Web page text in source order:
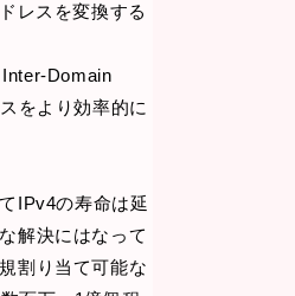
レスを変換する
Domain
をより効率的に
IPv4の寿命は延
解決にはなって
割り当て可能な